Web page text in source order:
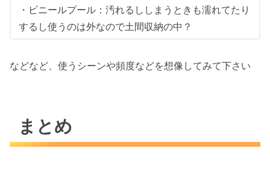
・ビニールプール：汚れるししまうときも濡れてたり
するし使うのは外なので土間収納の中？
などなど、使うシーンや頻度などを想像してみて下さい
まとめ